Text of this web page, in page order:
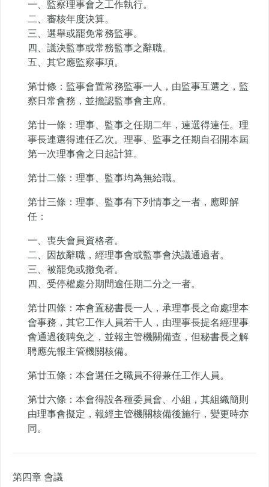
一、監察理事會之工作執行。
二、審核年度決算。
三、選舉或罷免常務監事。
四、議決監事或常務監事之辭職。
五、其它應監察事項。
第廿條：監事會置常務監事一人，由監事互選之，監
察日常會務，並擔認監事會主席。
第廿一條：理事、監事之任期二年，連選得連任。理
事長連選得連任乙次。理事、監事之任期自召開本屆
第一次理事會之日起計算。
第廿二條：理事、監事均為無給職。
第廿三條：理事、監事有下列情事之一者，應即解
任：
一、喪失會員資格者。
二、因故辭職，經理事會或監事會決議通過者。
三、被罷免或撤免者。
四、受停權處分期間逾任期二分之一者。
第廿四條：本會置秘書長一人，承理事長之命處理本
會事務，其它工作人員若干人，由理事長提名經理事
會通過後聘免之，並報主管機關備查，但秘書長之解
聘應先報主管機關核備。
第廿五條：本會選任之職員不得兼任工作人員。
第廿六條：本會得設各種委員會、小組，其組織簡則
由理事會擬定，報經主管機關核備後施行，變更時亦
同。
第四章 會議